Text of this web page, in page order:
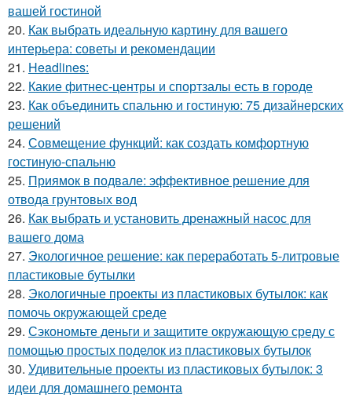
вашей гостиной
20. Как выбрать идеальную картину для вашего
интерьера: советы и рекомендации
21. Headlines:
22. Какие фитнес-центры и спортзалы есть в городе
23. Как объединить спальню и гостиную: 75 дизайнерских
решений
24. Совмещение функций: как создать комфортную
гостиную-спальню
25. Приямок в подвале: эффективное решение для
отвода грунтовых вод
26. Как выбрать и установить дренажный насос для
вашего дома
27. Экологичное решение: как переработать 5-литровые
пластиковые бутылки
28. Экологичные проекты из пластиковых бутылок: как
помочь окружающей среде
29. Сэкономьте деньги и защитите окружающую среду с
помощью простых поделок из пластиковых бутылок
30. Удивительные проекты из пластиковых бутылок: 3
идеи для домашнего ремонта